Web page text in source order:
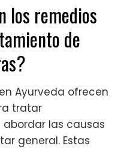
los remedios
de
Ayurveda ofrecen
tratar
las causas
general. Estas